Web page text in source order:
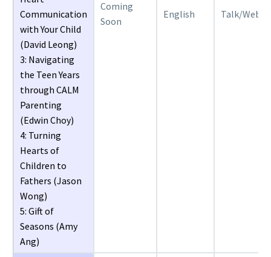
Communication
with Your Child
(David Leong)
3: Navigating
the Teen Years
through CALM
Parenting
(Edwin Choy)
4: Turning
Hearts of
Children to
Fathers (Jason
Wong)
5: Gift of
Seasons (Amy
Ang)
Coming
Soon
English Talk/